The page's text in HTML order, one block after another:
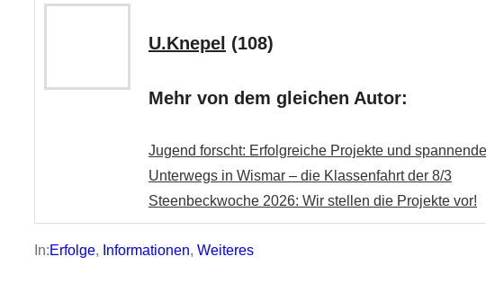
U.Knepel (108)
Mehr von dem gleichen Autor:
Jugend forscht: Erfolgreiche Projekte und
Unterwegs in Wismar – die Klassenfahrt der 8/3
Steenbeckwoche 2026: Wir stellen die Projekte vor!
In:Erfolge, Informationen, Weiteres